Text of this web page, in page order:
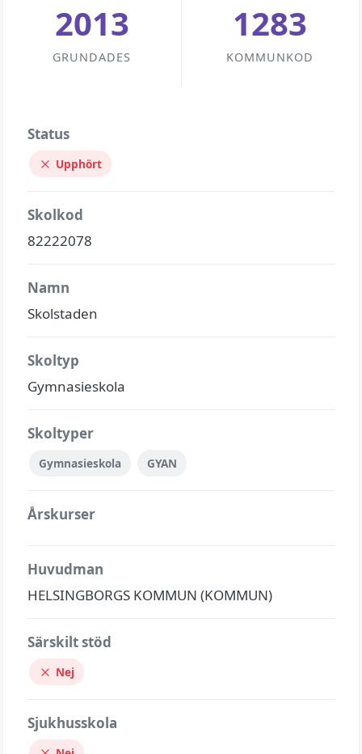
2013
GRUNDADES
1283
KOMMUNKOD
Status
Upphört
Skolkod
82222078
Namn
Skolstaden
Skoltyp
Gymnasieskola
Skoltyper
Gymnasieskola GYAN
Årskurser
Huvudman
HELSINGBORGS KOMMUN (KOMMUN)
Särskilt stöd
Nej
Sjukhusskola